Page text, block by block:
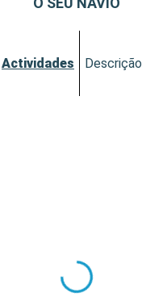
Actividades Descrição